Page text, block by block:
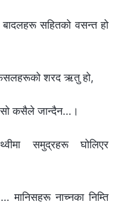
बादलहरू सहितको वसन्त हो
शरद ऋतु हो,
सो कसैले जान्दैन…।
समुद्रहरू घोलिएर
मानिसहरू नाच्नका निम्ति